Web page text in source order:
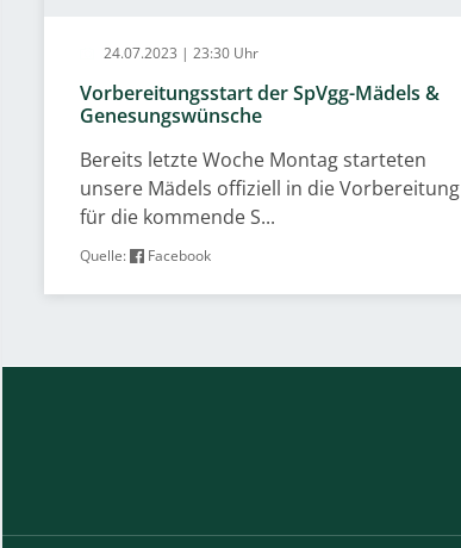
24.07.2023 | 23:30 Uhr
Vorbereitungsstart der SpVgg-Mädels &
Genesungswünsche
Bereits letzte Woche Montag starteten
unsere Mädels offiziell in die Vorbereitung
für die kommende S...
Quelle: Facebook